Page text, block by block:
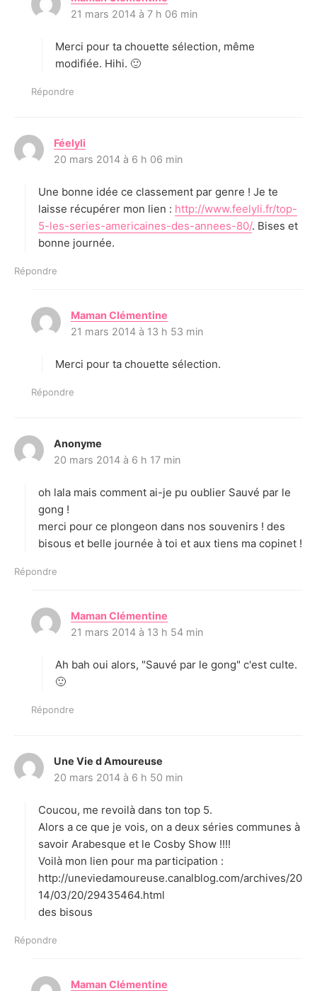
i
:
21 mars 2014 à 7 h 06 min
Merci pour ta chouette sélection, même
modifiée. Hihi. 🙂
Répondre
Féelyli
i
:
20 mars 2014 à 6 h 06 min
Une bonne idée ce classement par genre ! Je te
laisse récupérer mon lien : http://www.feelyli.fr/top-
5-les-series-americaines-des-annees-80/. Bises et
bonne journée.
Répondre
Maman Clémentine
:
21 mars 2014 à 13 h 53 min
Merci pour ta chouette sélection.
Répondre
Anonyme
i
:
20 mars 2014 à 6 h 17 min
oh lala mais comment ai-je pu oublier Sauvé par le
gong !
merci pour ce plongeon dans nos souvenirs ! des
bisous et belle journée à toi et aux tiens ma copinet !
Répondre
Maman Clémentine
:
21 mars 2014 à 13 h 54 min
Ah bah oui alors, "Sauvé par le gong" c'est culte.
🙂
Répondre
Une Vie d Amoureuse
:
20 mars 2014 à 6 h 50 min
Coucou, me revoilà dans ton top 5.
Alors a ce que je vois, on a deux séries communes à
savoir Arabesque et le Cosby Show !!!!
Voilà mon lien pour ma participation :
http://uneviedamoureuse.canalblog.com/archives/20
14/03/20/29435464.html
des bisous
Répondre
Maman Clémentine